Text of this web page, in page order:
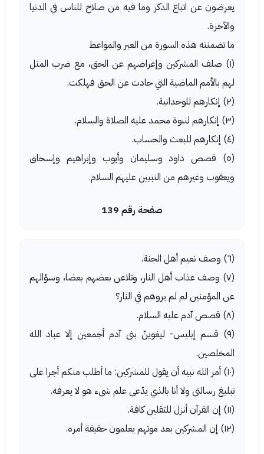
يعرضون عن اتباع الذكر وما فيه من صلاح للناس في الدنيا
والآخرة.
ما تضمنته هذه السورة من العبر والمواعظ
(١) صلف المشركين وإعراضهم عن الحق، مع ضرب المثل
لهم بالأمم الماضية التي حادت عن الحق فهلكت.
(٢) إنكارهم للوحدانية.
(٣) إنكارهم لنبوة محمد عليه الصلاة والسلام.
(٤) إنكارهم للبعث والحساب.
(٥) قصص داود وسليمان وأيوب وإبراهيم وإسحاق
ويعقوب وغيرهم من النبيين عليهم السلام.
صفحة رقم 139
(٦) وصف نعيم أهل الجنة.
(٧) وصف عذاب أهل النار، وتلاعن بعضهم بعضا، وسؤالهم
عن المؤمنين لم لم يروهم في النار؟
(٨) قصص آدم عليه السلام.
(٩) قسم إبليس- ليغوينّ بنى آدم أجمعين إلا عباد الله
المخلصين.
(١٠) أمر الله نبيه أن يقول للمشركين: ما أطلب منكم أجرا على
تبليغ رسالتى ولا أنا بالذي يدّعى علم شىء هو لا يعرفه.
(١١) إن القرآن أنزل للثقلين كافة.
(١٢) إن المشركين بعد موتهم يعلمون حقيقة أمره.